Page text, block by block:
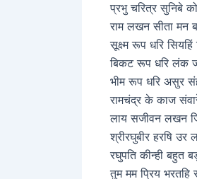
प्रभु चरित्र सुनिबे
राम लखन सीता मन
सूक्ष्म रूप धरि सियहिं
बिकट रूप धरि लंक
भीम रूप धरि असुर
रामचंद्र के काज
लाय सजीवन लखन
श्रीरघुबीर हरषि उर
रघुपति कीन्ही बहुत
तुम मम प्रिय भरतहि